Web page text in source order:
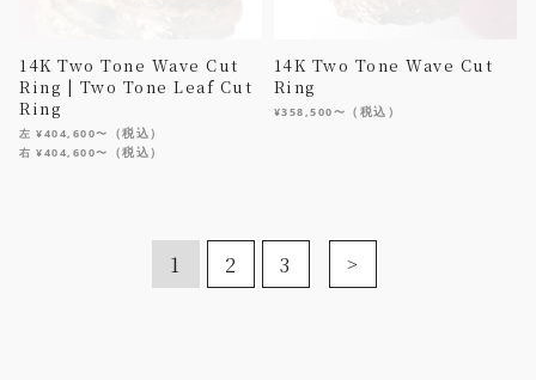
14K Two Tone Wave Cut
Ring | Two Tone Leaf Cut
Ring
左 ¥404,600〜 （税込）
右 ¥404,600〜 （税込）
14K Two Tone Wave Cut
Ring
¥358,500〜 （税込）
1 2 3